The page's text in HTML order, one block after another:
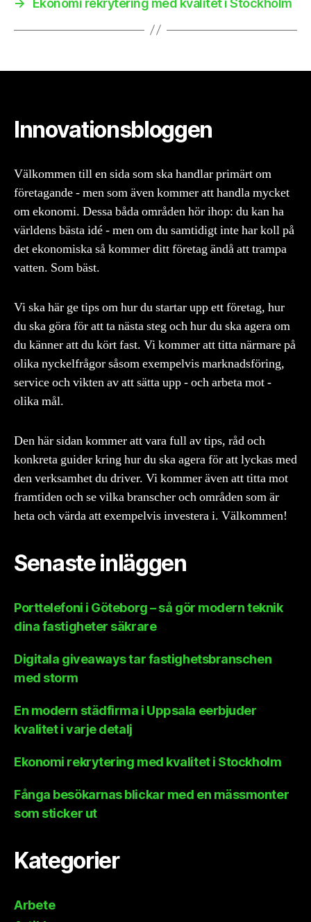
→ Ekonomi rekrytering med kvalitet i Stockholm
Innovationsbloggen
Välkommen till en sida som ska handlar primärt om
företagande - men som även kommer att handla mycket
om ekonomi. Dessa båda områden hör ihop: du kan ha
världens bästa idé - men om du samtidigt inte har koll på
det ekonomiska så kommer ditt företag ändå att trampa
vatten. Som bäst.
Vi ska här ge tips om hur du startar upp ett företag, hur
du ska göra för att ta nästa steg och hur du ska agera om
du känner att du kört fast. Vi kommer att titta närmare på
olika nyckelfrågor såsom exempelvis marknadsföring,
service och vikten av att sätta upp - och arbeta mot -
olika mål.
Den här sidan kommer att vara full av tips, råd och
konkreta guider kring hur du ska agera för att lyckas med
den verksamhet du driver. Vi kommer även att titta mot
framtiden och se vilka branscher och områden som är
heta och värda att exempelvis investera i. Välkommen!
Senaste inläggen
Porttelefoni i Göteborg – så gör modern teknik
dina fastigheter säkrare
Digitala giveaways tar fastighetsbranschen
med storm
En modern städfirma i Uppsala eerbjuder
kvalitet i varje detalj
Ekonomi rekrytering med kvalitet i Stockholm
Fånga besökarnas blickar med en mässmonter
som sticker ut
Kategorier
Arbete